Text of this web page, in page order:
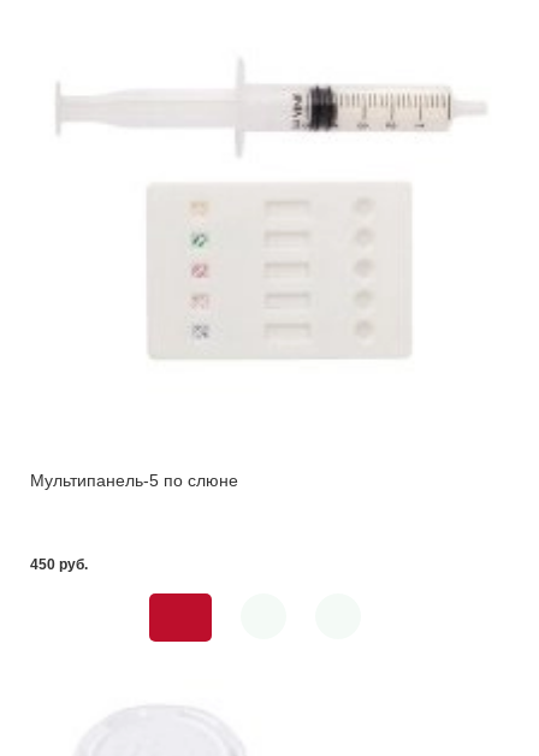
Мультипанель-5 по слюне
450 pуб.